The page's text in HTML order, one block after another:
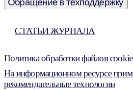
Обращение в техподдержку
СТАТЬИ ЖУРНАЛА
Политика обработки файлов cookie
На информационном ресурсе
рекомендательные технологии